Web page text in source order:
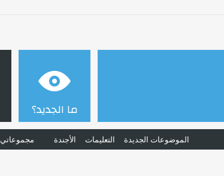
ما الجديد؟
الموضوعات الجديدة التعليمات الأجندة مجموعاتي